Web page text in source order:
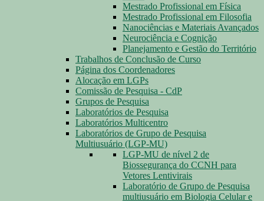
Mestrado Profissional em Física
Mestrado Profissional em Filosofia
Nanociências e Materiais Avançados
Neurociência e Cognição
Planejamento e Gestão do Território
Trabalhos de Conclusão de Curso
Página dos Coordenadores
Alocação em LGPs
Comissão de Pesquisa - CdP
Grupos de Pesquisa
Laboratórios de Pesquisa
Laboratórios Multicentro
Laboratórios de Grupo de Pesquisa
Multiusuário (LGP-MU)
LGP-MU de nível 2 de
Biossegurança do CCNH para
Vetores Lentivirais
Laboratório de Grupo de Pesquisa
multiusuário em Biologia Celular e